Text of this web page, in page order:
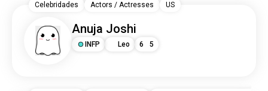
Anuja Joshi
INFP Leo 6 5
Celebridades Actors / Actresses US